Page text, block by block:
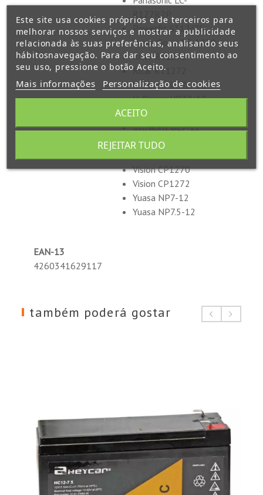
R127R2P
Powerfit S312/7S
PowerSonic PS-1270
Ritar RT1270
Ritar RT1272
U-Power UP7.0-12
U-Power UP7.2-12
U-Power UP7.5-12
Ultracell UL7-12
Ultracell UL7.2-12
Vision CP1270
Vision CP1272
Yuasa NP7-12
Yuasa NP7.5-12
EAN-13
4260341629117
também poderá gostar
Este site usa cookies próprios e de terceiros para
melhorar nossos serviços e mostrar a publicidade
relacionada às suas preferências, analisando seus
hábitosnavegação. Para dar seu consentimento ao
seu uso, pressione o botão Aceito.
Mais informações Personalização de cookies
REJEITAR TUDO
ACEITO